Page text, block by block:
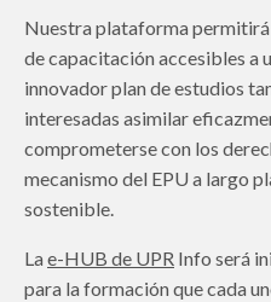
Nuestra plataforma
de capacitación accesibles a
innovador plan de estudios
interesadas asimilar
comprometerse con los
mecanismo del EPU a largo
sostenible.
Lae-HUB de UPR Info será
para la formación que cada